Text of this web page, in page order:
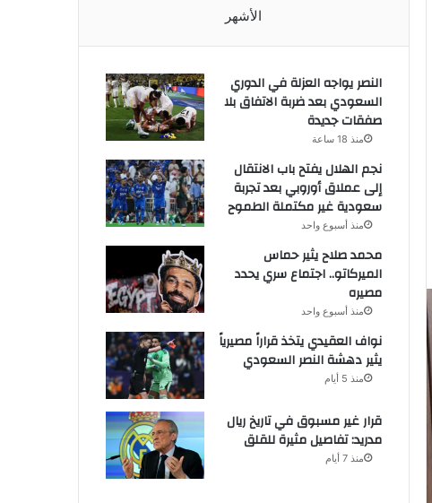
الأشهر
النصر يواجه العزلة في الدوري
السعودي بعد ضربة الاتفاق بلا
صفقات جديدة
منذ 18 ساعة
نجم الهلال يفتح باب الانتقال
إلى عملاق أوروبي بعد تجربة
سعودية غير مكتملة الطموح
منذ أسبوع واحد
محمد صلاح يثير حماس
الميركاتو.. اجتماع سري يحدد
مصيره
منذ أسبوع واحد
نواف العقيدي يتخذ قراراً مصيرياً
يثير دهشة النصر السعودي
منذ 5 أيام
قرار غير مسبوق في تاريخ ريال
مدريد: تفاصيل مثيرة للقلق
منذ 7 أيام